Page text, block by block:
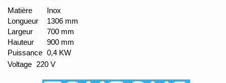
Matière
Inox
Longueur
1306 mm
Largeur
700 mm
Hauteur
900 mm
Puissance 0,4 KW
Voltage 220 V